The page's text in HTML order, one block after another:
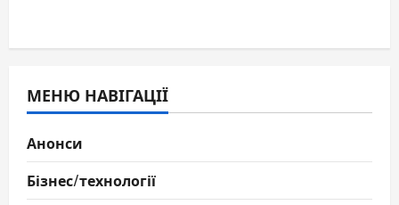
МЕНЮ НАВІГАЦІЇ
Анонси
Бізнес/технології